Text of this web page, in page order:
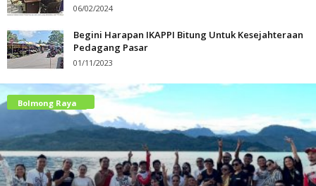
06/02/2024
Begini Harapan IKAPPI Bitung Untuk Kesejahteraan
Pedagang Pasar
01/11/2023
Minahasa Raya
Bolmong Raya